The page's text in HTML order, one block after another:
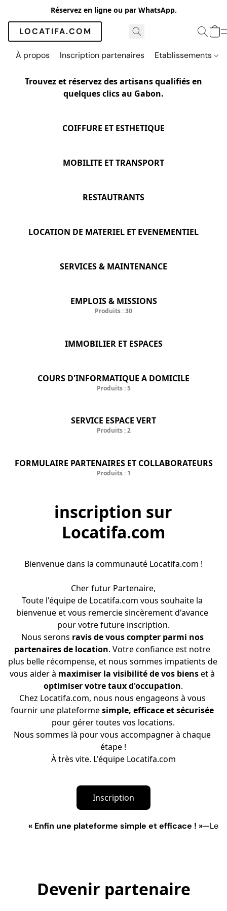
Réservez en ligne ou par WhatsApp.
LOCATIFA.COM
À propos Inscription partenaires Etablissements
Trouvez et réservez des artisans qualifiés en
quelques clics au Gabon.
COIFFURE ET ESTHETIQUE
MOBILITE ET TRANSPORT
RESTAUTRANTS
LOCATION DE MATERIEL ET EVENEMENTIEL
SERVICES & MAINTENANCE
EMPLOIS & MISSIONS
Produits : 30
IMMOBILIER ET ESPACES
COURS D'INFORMATIQUE A DOMICILE
Produits : 5
SERVICE ESPACE VERT
Produits : 2
FORMULAIRE PARTENAIRES ET COLLABORATEURS
Produits : 1
inscription sur
Locatifa.com
Bienvenue dans la communauté Locatifa.com !
Cher futur Partenaire,
Toute l'équipe de Locatifa.com vous souhaite la
bienvenue et vous remercie sincèrement d'avance
pour votre future inscription.
Nous serons ravis de vous compter parmi nos
partenaires de location. Votre confiance est notre
plus belle récompense, et nous sommes impatients de
vous aider à maximiser la visibilité de vos biens
optimiser votre taux d'occupation.
Chez Locatifa.com, nous nous engageons à vous
fournir une plateforme simple, efficace et sécurisée
pour gérer toutes vos locations.
Nous sommes là pour vous accompagner à chaque
étape !
À très vite. L'équipe Locatifa.com
Inscription
« Enfin une plateforme simple et efficace ! »—
Devenir partenaire